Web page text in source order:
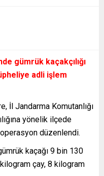
gümrük kaçakçılığı
adli işlem
İl Jandarma Komutanlığı
yönelik ilçede
düzenlendi.
kaçağı 9 bin 130
çay, 8 kilogram